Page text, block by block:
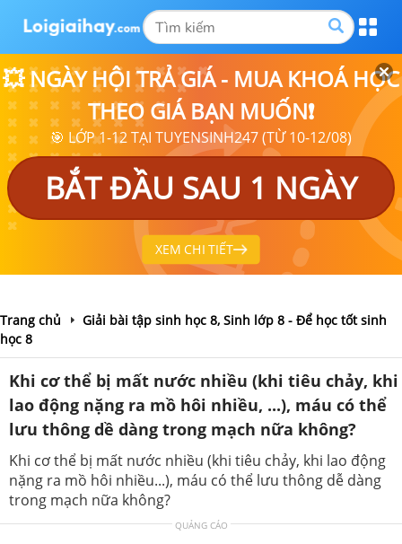
💥 NGÀY HỘI TRẢ GIÁ - MUA KHOÁ HỌC
THEO GIÁ BẠN MUỐN❗
🎯 LỚP 1-12 TẠI TUYENSINH247 (TỪ 10-12/08)
BẮT ĐẦU SAU 1 NGÀY
XEM CHI TIẾT
Trang chủ
Giải bài tập sinh học 8, Sinh lớp 8 - Để học tốt sinh
học 8
Khi cơ thể bị mất nước nhiều (khi tiêu chảy, khi
lao động nặng ra mồ hôi nhiều, ...), máu có thể
lưu thông dề dàng trong mạch nữa không?
Khi cơ thể bị mất nước nhiều (khi tiêu chảy, khi lao động
nặng ra mồ hôi nhiều...), máu có thể lưu thông dễ dàng
trong mạch nữa không?
QUẢNG CÁO